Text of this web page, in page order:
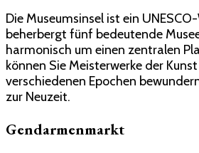
Die Museumsinsel ist ein
beherbergt fünf bedeutende
harmonisch um einen zentralen
können Sie Meisterwerke der
verschiedenen Epochen
zur Neuzeit.
Gendarmenmarkt